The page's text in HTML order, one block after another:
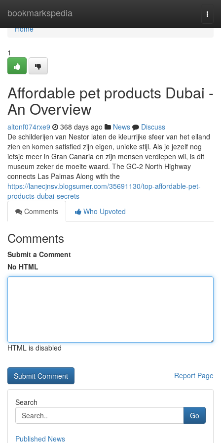
bookmarkspedia
Home
Home
1
Affordable pet products Dubai -
An Overview
altonf074rxe9 368 days ago News
Discuss
De schilderijen van Nestor laten de kleurrijke sfeer van het eiland
zien en komen satisfied zijn eigen, unieke stijl. Als je jezelf nog
ietsje meer in Gran Canaria en zijn mensen verdiepen wil, is dit
museum zeker de moeite waard. The GC-2 North Highway
connects Las Palmas Along with the
https://lanecjnsv.blogsumer.com/35691130/top-affordable-pet-
products-dubai-secrets
Comments
Who Upvoted
Comments
Submit a Comment
No HTML
HTML is disabled
Report Page
Search
Go
Published News